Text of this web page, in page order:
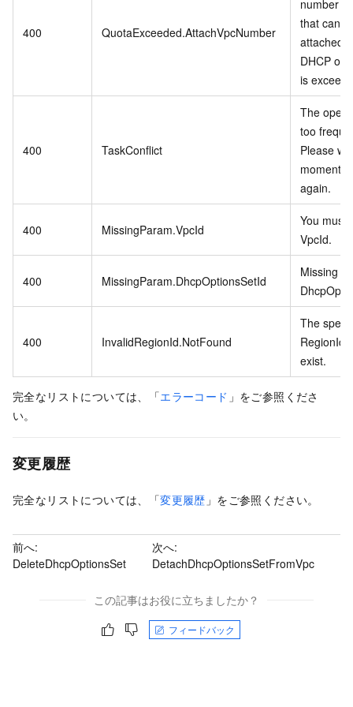
400 QuotaExceeded.AttachVpcNumber
number
that can
attached
DHCP
is
400 TaskConflict
The
too
Please
moment
again.
400 MissingParam.VpcId
You must
VpcId.
400 MissingParam.DhcpOptionsSetId
Missing
400 InvalidRegionId.NotFound
The
RegionId
exist.
完全なリストについては、「エラーコード 」をご参照くださ
い。
変更履歴
完全なリストについては、「変更履歴 」をご参照ください。
前へ:
DeleteDhcpOptionsSet
次へ:
DetachDhcpOptionsSetFromVpc
この記事はお役に立ちましたか？
フィードバック